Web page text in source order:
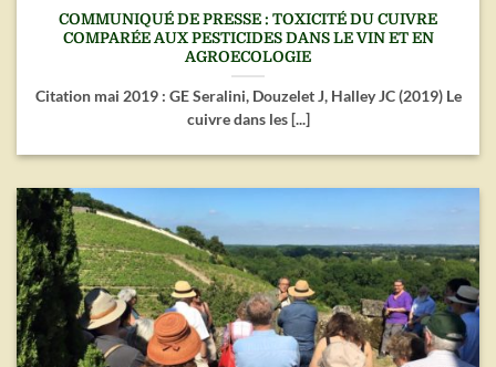
COMMUNIQUÉ DE PRESSE : TOXICITÉ DU CUIVRE
COMPARÉE AUX PESTICIDES DANS LE VIN ET EN
AGROECOLOGIE
Citation mai 2019 : GE Seralini, Douzelet J, Halley JC (2019) Le
cuivre dans les [...]